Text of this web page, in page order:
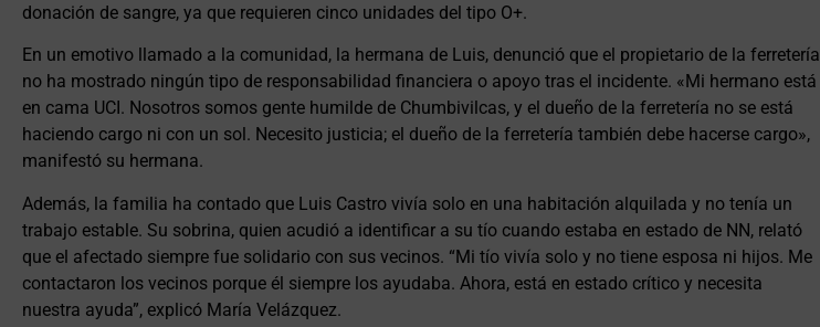
donación de sangre, ya que requieren cinco unidades del tipo O+.
En un emotivo llamado a la comunidad, la hermana de Luis, denunció que el propietario de la ferretería
no ha mostrado ningún tipo de responsabilidad financiera o apoyo tras el incidente. «Mi hermano está
en cama UCI. Nosotros somos gente humilde de Chumbivilcas, y el dueño de la ferretería no se está
haciendo cargo ni con un sol. Necesito justicia; el dueño de la ferretería también debe hacerse cargo»,
manifestó su hermana.
Además, la familia ha contado que Luis Castro vivía solo en una habitación alquilada y no tenía un
trabajo estable. Su sobrina, quien acudió a identificar a su tío cuando estaba en estado de NN, relató
que el afectado siempre fue solidario con sus vecinos. “Mi tío vivía solo y no tiene esposa ni hijos. Me
contactaron los vecinos porque él siempre los ayudaba. Ahora, está en estado crítico y necesita
nuestra ayuda”, explicó María Velázquez.